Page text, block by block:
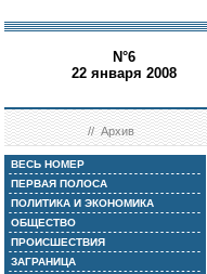
N°6
22 января 2008
//Архив
ВЕСЬ НОМЕР
ПЕРВАЯ ПОЛОСА
ПОЛИТИКА И ЭКОНОМИКА
ОБЩЕСТВО
ПРОИСШЕСТВИЯ
ЗАГРАНИЦА